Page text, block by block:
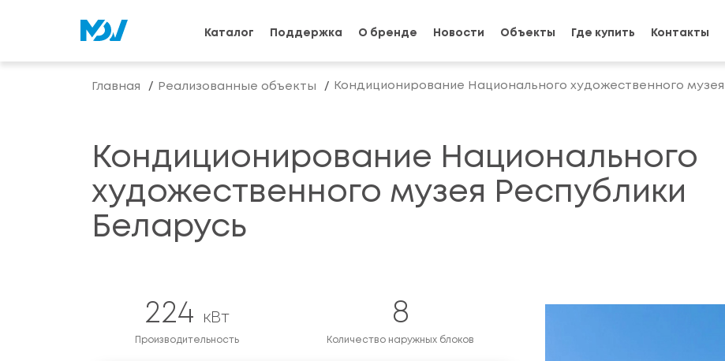
Каталог Поддержка О бренде Новости Объекты Где купить Контакты
Главная Реализованные объекты Кондиционирование Национального художественного
Кондиционирование Национального
художественного музея Республики
Беларусь
224 кВт
Производительность
8
Количество наружных блоков